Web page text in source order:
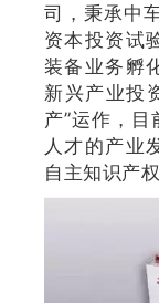
司，秉承中
资本投资试
装备业务孵
新兴产业投
产”运作，
人才的产业
自主知识产权